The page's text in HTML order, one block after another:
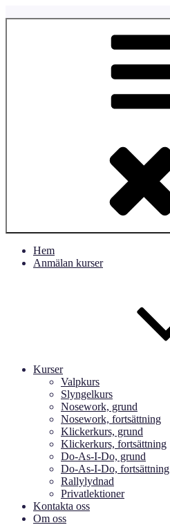
till
Fyrtassens Hundverksamhet
Hem
Anmälan kurser
Kurser
Valpkurs
Slyngelkurs
Nosework, grund
Nosework, fortsättning
Klickerkurs, grund
Klickerkurs, fortsättning
Do-As-I-Do, grund
Do-As-I-Do, fortsättning
Rallylydnad
Privatlektioner
Kontakta oss
Om oss